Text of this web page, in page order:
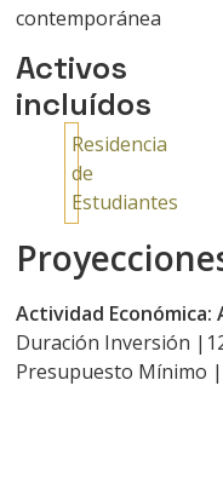
contemporánea
Activos
incluídos
Residencia
de
Estudiantes
Actividad
Duración Inversión
Presupuesto Mínimo